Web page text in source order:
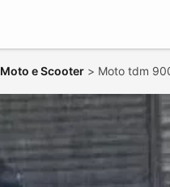
Moto e Scooter > Moto tdm